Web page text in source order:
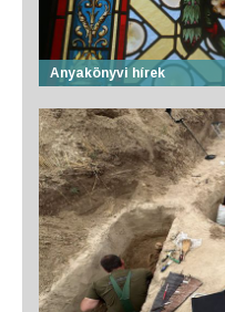
Anyakönyvi hírek